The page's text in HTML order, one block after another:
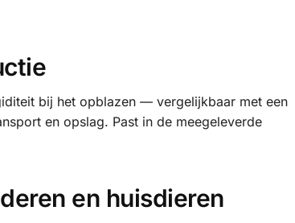
bij het opblazen — vergelijkbaar met een
en opslag. Past in de meegeleverde
en huisdieren